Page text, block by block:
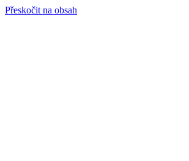
Přeskočit na obsah